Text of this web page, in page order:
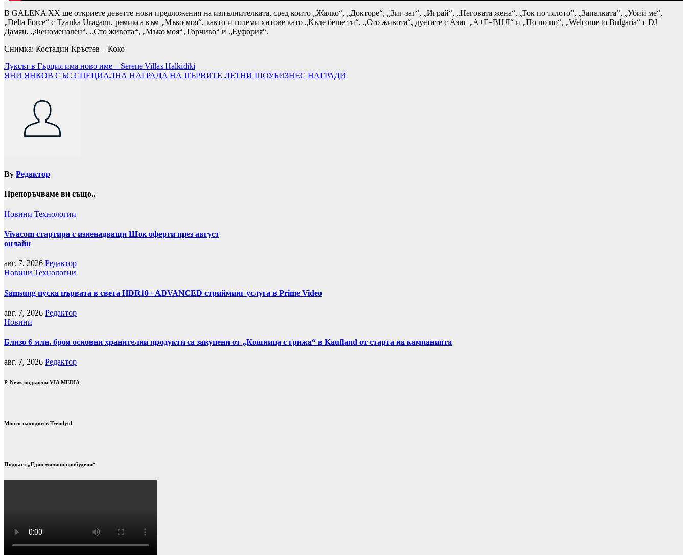
В GALENA XX ще откриете деветте нови предложения на изпълнителката, сред които „Жалко“, „Докторе“, „Зиг-заг“, „Играй“, „Неговата жена“, „Ток по тялото“, „Запалката“, „Убий ме“,
„Delta Force“ с Tzanka Uraganu, ремикса към „Мъко моя“, както и големи хитове като „Къде беше ти“, „Сто живота“, дуетите с Азис „А+Г=ВНЛ“ и „По по по“, „Welcome to Bulgaria“ с DJ
Дамян, „Феноменален“, „Сто живота“, „Мъко моя“, Горчиво“ и „Еуфория“.
Снимка: Костадин Кръстев – Коко
Навигация
Луксът в Гърция има ново име – Serene Villas Halkidiki
ЯНИ ЯНКОВ СЪС СПЕЦИАЛНА НАГРАДА НА ПЪРВИТЕ ЛЕТНИ ШОУБИЗНЕС НАГРАДИ
By Редактор
Препоръчваме ви също..
Новини Технологии
Vivacom стартира с изненадващи Шок оферти през август
онлайн
авг. 7, 2026 Редактор
Новини Технологии
Samsung пуска първата в света HDR10+ ADVANCED стрийминг услуга в Prime Video
авг. 7, 2026 Редактор
Новини
Близо 6 млн. броя основни хранителни продукти са закупени от „Кошница с грижа“ в Kaufland от старта на кампанията
авг. 7, 2026 Редактор
P-News подкрепя VIA MEDIA
Много находки в Trendyol
Подкаст „Един милион пробудени“